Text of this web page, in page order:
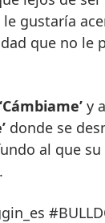
gustaría
que no le
‘Cámbiame’y
donde se
al que